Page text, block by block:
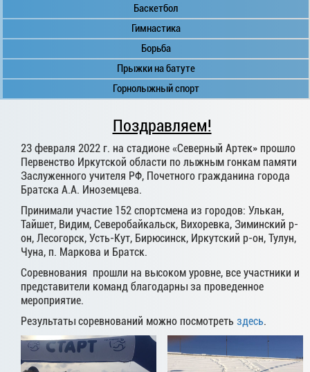
Баскетбол
Гимнастика
Борьба
Прыжки на батуте
Горнолыжный спорт
Поздравляем!
23 февраля 2022 г. на стадионе «Северный Артек» прошло
Первенство Иркутской области по лыжным гонкам памяти
Заслуженного учителя РФ, Почетного гражданина города
Братска А.А. Иноземцева.
Принимали участие 152 спортсмена из городов: Улькан,
Тайшет, Видим, Северобайкальск, Вихоревка, Зиминский р-
он, Лесогорск, Усть-Кут, Бирюсинск, Иркутский р-он, Тулун,
Чуна, п. Маркова и Братск.
Соревнования прошли на высоком уровне, все участники и
представители команд благодарны за проведенное
мероприятие.
Результаты соревнований можно посмотреть здесь.